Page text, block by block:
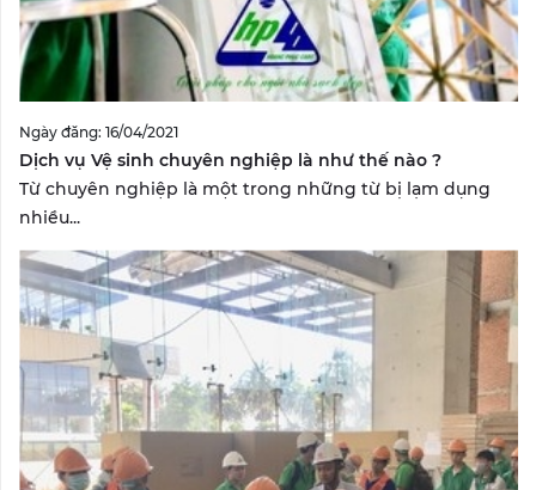
Ngày đăng: 16/04/2021
Dịch vụ Vệ sinh chuyên nghiệp là như thế nào ?
Từ chuyên nghiệp là một trong những từ bị lạm dụng
nhiều...